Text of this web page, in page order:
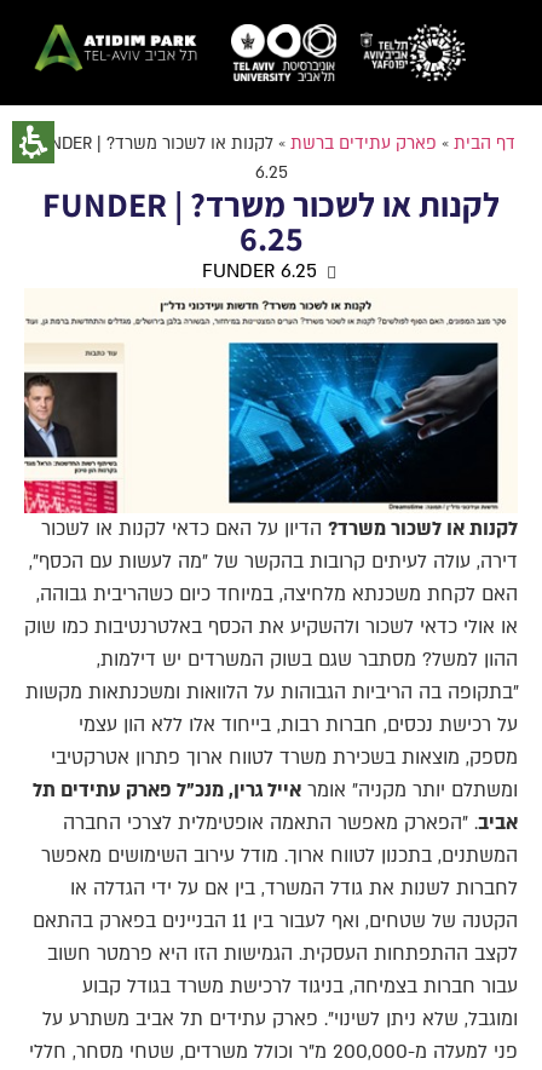
דף הבית » פארק עתידים ברשת »
לקנות או לשכור משרד? | FUNDER
6.25
לקנות או לשכור משרד? | FUNDER
6.25
FUNDER 6.25
לקנות או לשכור משרד? הדיון על האם כדאי לקנות או לשכור
דירה, עולה לעיתים קרובות בהקשר של "מה לעשות עם הכסף",
האם לקחת משכנתא מלחיצה, במיוחד כיום כשהריבית גבוהה,
או אולי כדאי לשכור ולהשקיע את הכסף באלטרנטיבות כמו שוק
ההון למשל? מסתבר שגם בשוק המשרדים יש דילמות,
"בתקופה בה הריביות הגבוהות על הלוואות ומשכנתאות מקשות
על רכישת נכסים, חברות רבות, בייחוד אלו ללא הון עצמי
מספק, מוצאות בשכירת משרד לטווח ארוך פתרון אטרקטיבי
ומשתלם יותר מקניה" אומר אייל גרין, מנכ"ל פארק עתידים תל
אביב. "הפארק מאפשר התאמה אופטימלית לצרכי החברה
המשתנים, בתכנון לטווח ארוך. מודל עירוב השימושים מאפשר
לחברות לשנות את גודל המשרד, בין אם על ידי הגדלה או
הקטנה של שטחים, ואף לעבור בין 11 הבניינים בפארק בהתאם
לקצב ההתפתחות העסקית. הגמישות הזו היא פרמטר חשוב
עבור חברות בצמיחה, בניגוד לרכישת משרד בגודל קבוע
ומוגבל, שלא ניתן לשינוי". פארק עתידים תל אביב משתרע על
פני למעלה מ-200,000 מ"ר וכולל משרדים, שטחי מסחר, חללי